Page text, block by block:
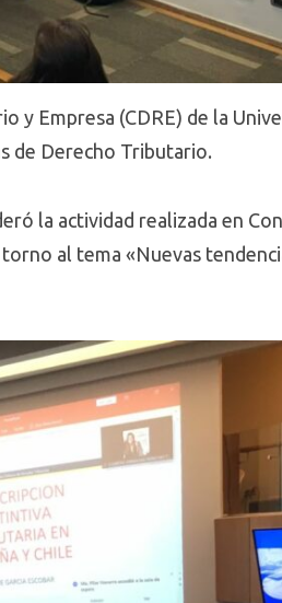
y Empresa (CDRE) de la
de Derecho Tributario.
la actividad realizada en
al tema «Nuevas